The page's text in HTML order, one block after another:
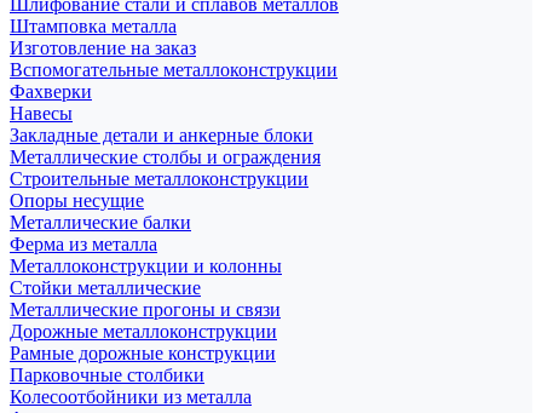
Шлифование стали и сплавов металлов
Штамповка металла
Изготовление на заказ
Вспомогательные металлоконструкции
Фахверки
Навесы
Закладные детали и анкерные блоки
Металлические столбы и ограждения
Строительные металлоконструкции
Опоры несущие
Металлические балки
Ферма из металла
Металлоконструкции и колонны
Стойки металлические
Металлические прогоны и связи
Дорожные металлоконструкции
Рамные дорожные конструкции
Парковочные столбики
Колесоотбойники из металла